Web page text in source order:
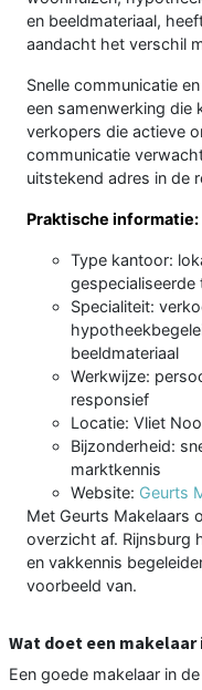
en beeldmateriaal,
aandacht het verschil
Snelle communicatie
een samenwerking die
verkopers die actieve
communicatie
uitstekend adres in de
Praktische informatie:
Type kantoor:
gespecialiseerde
Specialiteit:
beeldmateriaal
Werkwijze:
responsief
Locatie: Vliet
Bijzonderheid:
marktkennis
Website: Geurts
Met Geurts Makelaars
overzicht af. Rijnsburg
en vakkennis
voorbeeld van.
Wat doet een makelaar
Een goede makelaar in